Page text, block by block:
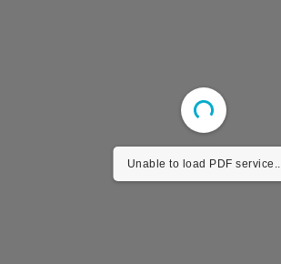
Unable to load PDF service..